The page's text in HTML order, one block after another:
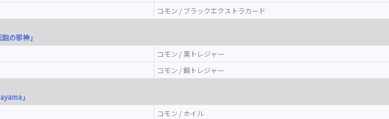
コモン / ブラックエクストラカード
の邪神」
コモン / 黒トレジャー
コモン / 銅トレジャー
」
コモン / ホイル